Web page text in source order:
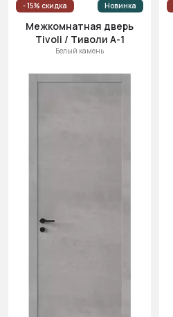
- 15% скидка Новинка
Межкомнатная дверь
Tivoli / Тиволи А-1
Белый камень